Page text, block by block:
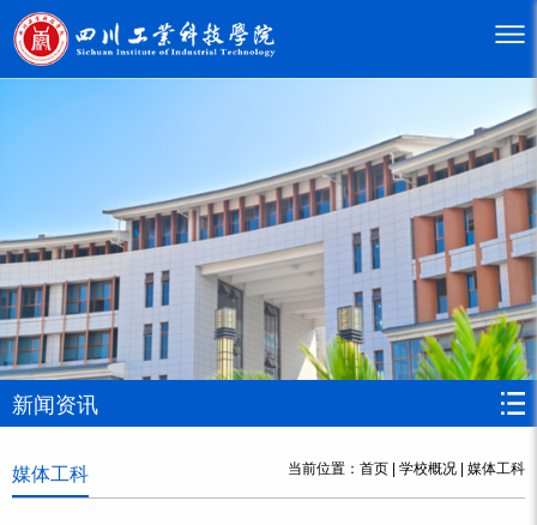
新闻资讯
媒体工科 当前位置： 首页 | 学校概况 | 媒体工科